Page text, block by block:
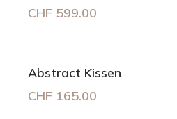
CHF 599.00
Abstract Kissen
CHF 165.00